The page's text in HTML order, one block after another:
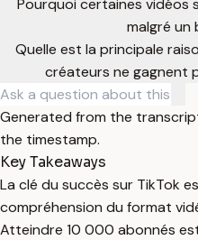
Pourquoi certaines vidéos
malgré un
Quelle est la principale
créateurs ne gagnent
Generated from the
the timestamp.
Key Takeaways
La clé du succès sur TikTok
compréhension du format
Atteindre 10 000 abonnés